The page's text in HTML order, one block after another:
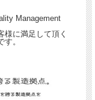
Management
様に満足して頂く
。